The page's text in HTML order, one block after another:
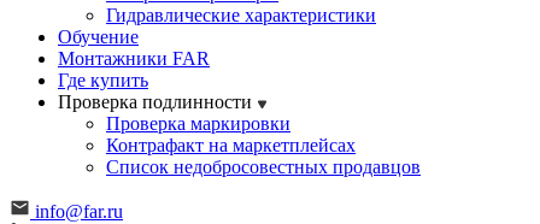
Гидравлические характеристики
Обучение
Монтажники FAR
Где купить
Проверка подлинности
Проверка маркировки
Контрафакт на маркетплейсах
Cписок недобросовестных продавцов
info@far.ru